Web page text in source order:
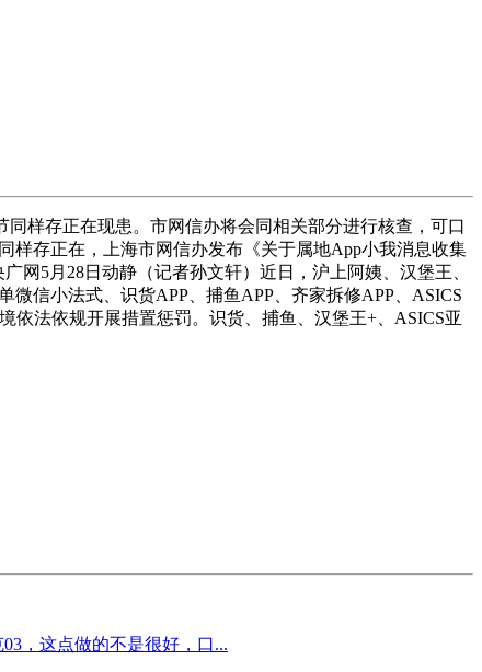
样存正在现患。市网信办将会同相关部分进行核查，可口
样存正在，上海市网信办发布《关于属地App小我消息收集
网5月28日动静（记者孙文轩）近日，沪上阿姨、汉堡王、
信小法式、识货APP、捕鱼APP、齐家拆修APP、ASICS
法依规开展措置惩罚。识货、捕鱼、汉堡王+、ASICS亚
，这点做的不是很好，口...